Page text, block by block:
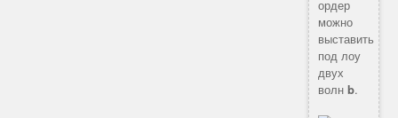
ордер
можно
выставить
под лоу
двух
волнb.